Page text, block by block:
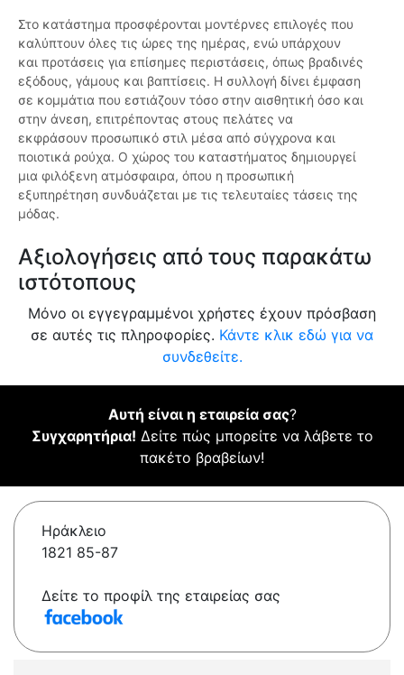
Στο κατάστημα προσφέρονται μοντέρνες επιλογές που
καλύπτουν όλες τις ώρες της ημέρας, ενώ υπάρχουν
και προτάσεις για επίσημες περιστάσεις, όπως βραδινές
εξόδους, γάμους και βαπτίσεις. Η συλλογή δίνει έμφαση
σε κομμάτια που εστιάζουν τόσο στην αισθητική όσο και
στην άνεση, επιτρέποντας στους πελάτες να
εκφράσουν προσωπικό στιλ μέσα από σύγχρονα και
ποιοτικά ρούχα. Ο χώρος του καταστήματος δημιουργεί
μια φιλόξενη ατμόσφαιρα, όπου η προσωπική
εξυπηρέτηση συνδυάζεται με τις τελευταίες τάσεις της
μόδας.
Αξιολογήσεις από τους παρακάτω
ιστότοπους
Μόνο οι εγγεγραμμένοι χρήστες έχουν πρόσβαση
σε αυτές τις πληροφορίες. Κάντε κλικ εδώ για να
συνδεθείτε.
Αυτή είναι η εταιρεία σας?
Συγχαρητήρια! Δείτε πώς μπορείτε να λάβετε το
πακέτο βραβείων!
Ηράκλειο
1821 85-87
Δείτε το προφίλ της εταιρείας σας